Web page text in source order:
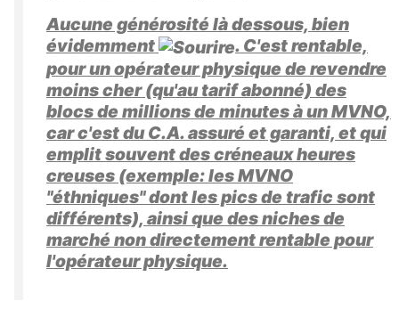
Aucune générosité là dessous, bien
évidemment
. C'est rentable,
pour un opérateur physique de revendre
moins cher (qu'au tarif abonné) des
blocs de millions de minutes à un MVNO,
car c'est du C.A. assuré et garanti, et qui
emplit souvent des créneaux heures
creuses (exemple: les MVNO
"éthniques" dont les pics de trafic sont
différents), ainsi que des niches de
marché non directement rentable pour
l'opérateur physique.